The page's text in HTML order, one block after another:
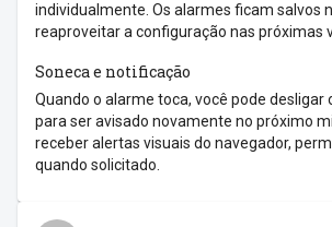
individualmente. Os alarmes ficam salvos
reaproveitar a configuração nas próximas
Soneca e notificação
Quando o alarme toca, você pode desligar
para ser avisado novamente no próximo
receber alertas visuais do navegador,
quando solicitado.